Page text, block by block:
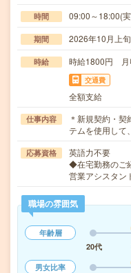
時間 09:00～18:00(
期間 2026年10月上
時給 時給1800円 月
交通費
全額支給
仕事内容
＊新規契約・
テムを使用し
応募資格
英語力不要
◆在宅勤務のご
営業アシスタン
職場の雰囲気
年齢層
20代
男女比率